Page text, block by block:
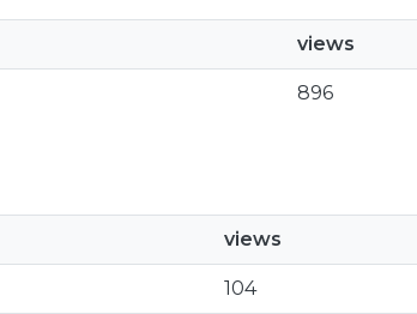
views
896
views
104